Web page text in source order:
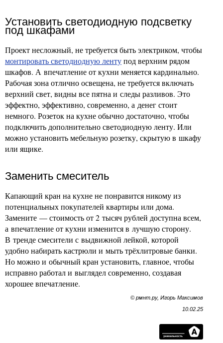
Установить светодиодную подсветку
под шкафами
Проект несложный, не требуется быть электриком, чтобы
монтировать светодиодную лентупод верхним рядом
шкафов. А впечатление от кухни меняется кардинально.
Рабочая зона отлично освещена, не требуется включать
верхний свет, видны все пятна и следы разливов. Это
эффектно, эффективно, современно, а денег стоит
немного. Розеток на кухне обычно достаточно, чтобы
подключить дополнительно светодиодную ленту. Или
можно установить мебельную розетку, скрытую в шкафу
или ящике.
Заменить смеситель
Капающий кран на кухне не понравится никому из
потенциальных покупателей квартиры или дома.
Замените — стоимость от 2 тысяч рублей доступна всем,
а впечатление от кухни изменится в лучшую сторону.
В тренде смесители с выдвижной лейкой, которой
удобно набирать кастрюли и мыть трёхлитровые банки.
Но можно и обычный кран установить, главное, чтобы
исправно работал и выглядел современно, создавая
хорошее впечатление.
© рмнт.ру, Игорь Максимов
10.02.25